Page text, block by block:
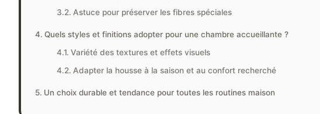
Astuce pour préserver les fibres spéciales
Quels styles et finitions adopter pour une chambre accueillante ?
Variété des textures et effets visuels
Adapter la housse à la saison et au confort recherché
Un choix durable et tendance pour toutes les routines maison